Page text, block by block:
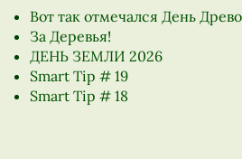
Вот так отмечался День
За Деревья!
ДЕНЬ ЗЕМЛИ 2026
Smart Tip # 19
Smart Tip # 18